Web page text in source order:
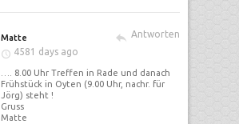
Matte
Antworten
4581 days ago
…. 8.00 Uhr Treffen in Rade und danach
Frühstück in Oyten (9.00 Uhr, nachr. für
Jörg) steht !
Gruss
Matte